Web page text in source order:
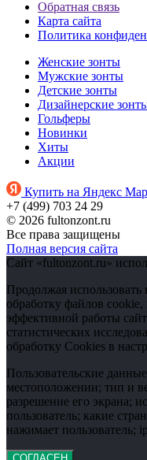
Обратная связь
Карта сайта
Политика
Женские зонты
Мужские зонты
Детские зонты
Дизайнерские
Гольферы
Новинки
Хиты
Акции
Купить на Яндекс
+7 (499) 703 24 29
© 2026 fultonzont.ru
Все права защищены
Полная версия сайта
Сайт «fultonzont.ru»
Продолжая использовать
обработку файлов
эффективной работы
статистических
обработку Cookies в
Пользовательские
местоположении; тип и
разрешение его экрана;
пользователь; какие
нажимает пользователь;